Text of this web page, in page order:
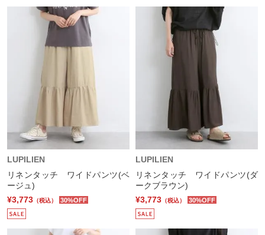
LUPILIEN
リネンタッチ ワイドパンツ(ベ
ージュ)
¥3,773 （税込） 30%OFF
LUPILIEN
リネンタッチ ワイドパンツ(ダ
ークブラウン)
¥3,773 （税込） 30%OFF